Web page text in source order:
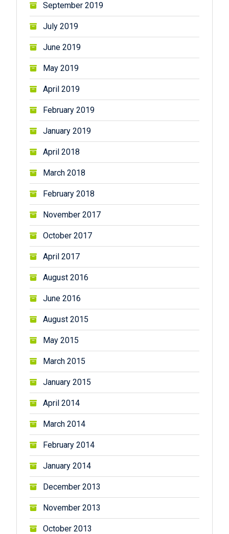
September 2019
July 2019
June 2019
May 2019
April 2019
February 2019
January 2019
April 2018
March 2018
February 2018
November 2017
October 2017
April 2017
August 2016
June 2016
August 2015
May 2015
March 2015
January 2015
April 2014
March 2014
February 2014
January 2014
December 2013
November 2013
October 2013